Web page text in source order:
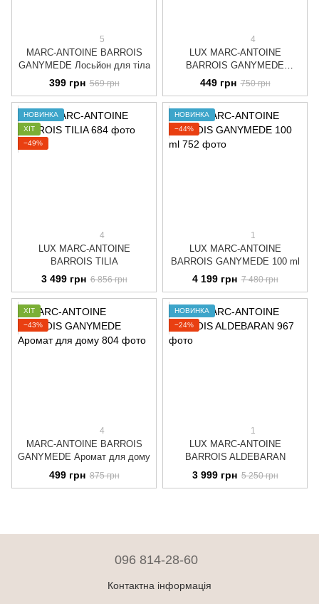
5
MARC-ANTOINE BARROIS
GANYMEDE Лосьйон для тіла
399 грн 569 грн
4
LUX MARC-ANTOINE
BARROIS GANYMEDE
Лосьйон для тіла
449 грн 750 грн
НОВИНКА
ХІТ
−49%
4
LUX MARC-ANTOINE
BARROIS TILIA
3 499 грн 6 856 грн
НОВИНКА
−44%
1
LUX MARC-ANTOINE
BARROIS GANYMEDE 100 ml
4 199 грн 7 480 грн
ХІТ
−43%
4
MARC-ANTOINE BARROIS
GANYMEDE Аромат для дому
499 грн 875 грн
НОВИНКА
−24%
1
LUX MARC-ANTOINE
BARROIS ALDEBARAN
3 999 грн 5 250 грн
096 814-28-60
Контактна інформація